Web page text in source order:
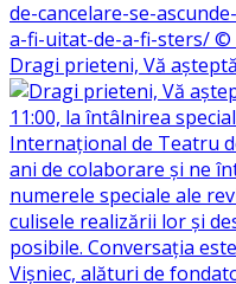
Dragi prieteni, Vă